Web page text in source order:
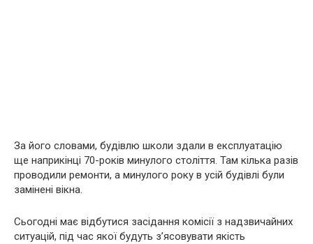
За його словами, будівлю школи здали в експлуатацію
ще наприкінці 70-років минулого століття. Там кілька разів
проводили ремонти, а минулого року в усій будівлі були
замінені вікна.
Сьогодні має відбутися засідання комісії з надзвичайних
ситуацій, під час якої будуть з’ясовувати якість